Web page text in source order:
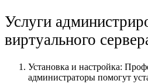
Услуги
виртуального
Установка и настройка:
администраторы помогут